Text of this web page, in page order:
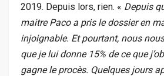
2019. Depuis lors, rien. « Depuis
maitre Paco a pris le dossier en
injoignable. Et pourtant, nous
que je lui donne 15% de ce que
gagne le procès. Quelques jours